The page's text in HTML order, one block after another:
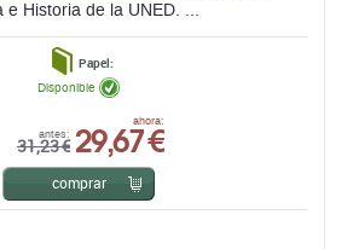
Historia de la UNED. ...
Papel:
antes:
31,23 €
ahora:
29,67 €
Disponible
comprar